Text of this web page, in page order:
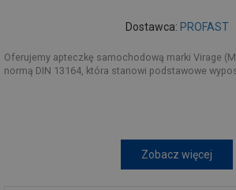
Dostawca: PROFAST
Oferujemy apteczkę samochodową marki Virage
normą DIN 13164, która stanowi podstawowe
Zobacz więcej